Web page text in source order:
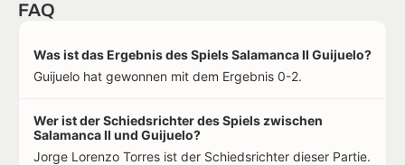
FAQ
Was ist das Ergebnis des Spiels Salamanca II Guijuelo?
Guijuelo hat gewonnen mit dem Ergebnis 0-2.
Wer ist der Schiedsrichter des Spiels zwischen
Salamanca II und Guijuelo?
Jorge Lorenzo Torres ist der Schiedsrichter dieser Partie.